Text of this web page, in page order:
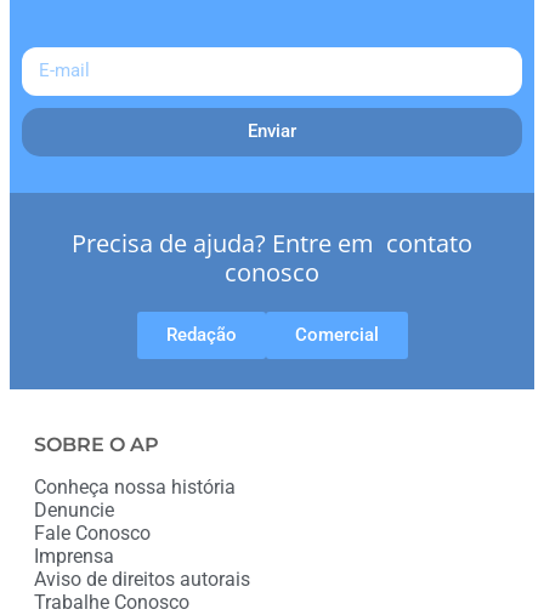
Enviar
Precisa de ajuda? Entre em contato
conosco
Redação Comercial
SOBRE O AP
Conheça nossa história
Denuncie
Fale Conosco
Imprensa
Aviso de direitos autorais
Trabalhe Conosco